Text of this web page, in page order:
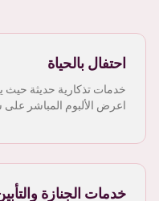
احتفال بالحياة
خدمات تذكارية حديثة حيث
اعرض الألبوم المباشر على
خدمات الجنازة